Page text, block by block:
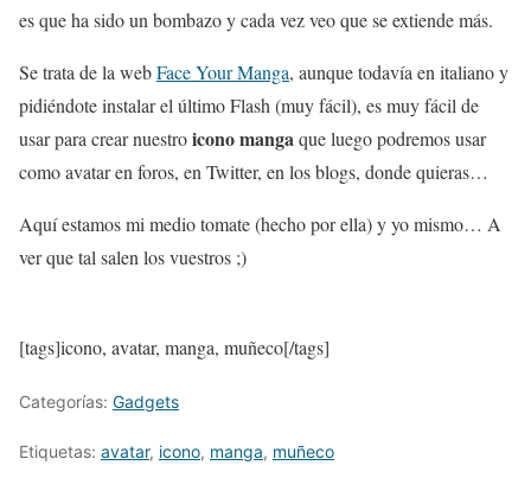
es que ha sido un bombazo y cada vez veo que se extiende más.
Se trata de la webFace Your Manga, aunque todavía en italiano y
pidiéndote instalar el último Flash (muy fácil), es muy fácil de
usar para crear nuestroicono mangaque luego podremos usar
como avatar en foros, en Twitter, en los blogs, donde quieras…
Aquí estamos mi medio tomate (hecho por ella) y yo mismo… A
ver que tal salen los vuestros ;)
[tags]icono, avatar, manga, muñeco[/tags]
Categorías: Gadgets
Etiquetas: avatar, icono, manga, muñeco